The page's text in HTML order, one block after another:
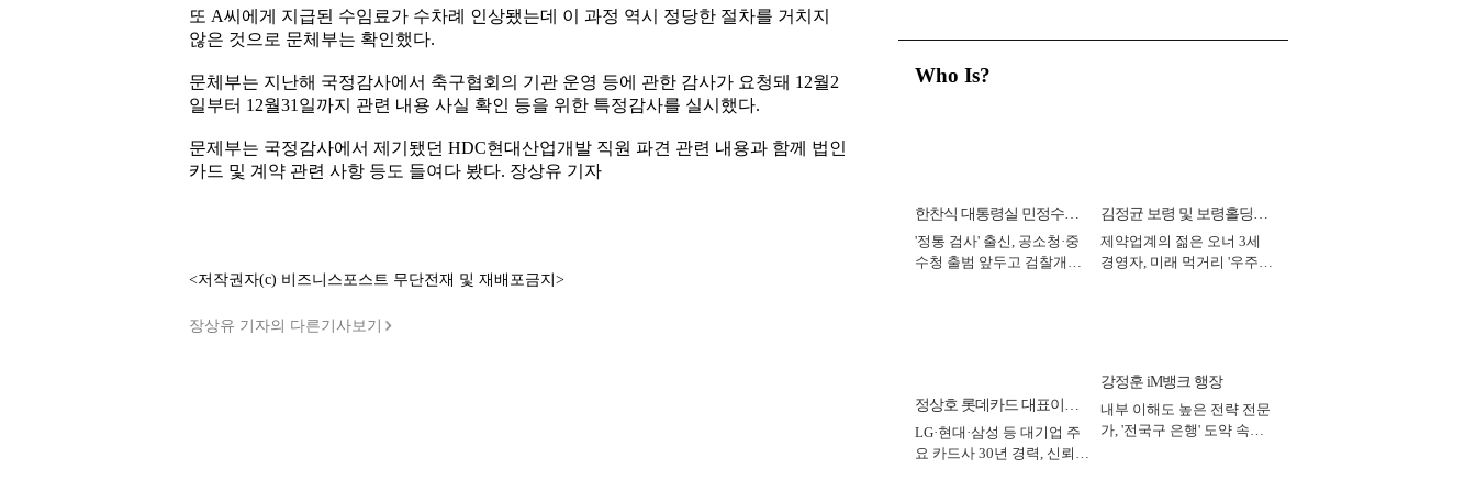
또 A씨에게 지급된 수임료가 수차례 인상됐는데 이 과정 역시 정당한 절차를 거치지
않은 것으로 문체부는 확인했다.
문체부는 지난해 국정감사에서 축구협회의 기관 운영 등에 관한 감사가 요청돼 12월2
일부터 12월31일까지 관련 내용 사실 확인 등을 위한 특정감사를 실시했다.
문제부는 국정감사에서 제기됐던 HDC현대산업개발 직원 파견 관련 내용과 함께 법인
카드 및 계약 관련 사항 등도 들여다 봤다. 장상유 기자
<저작권자(c) 비즈니스포스트 무단전재 및 재배포금지>
장상유 기자의 다른기사보기
Who Is?
한찬식 대통령실 민정수석
비서관
'정통 검사' 출신, 공소청·중
수청 출범 앞두고 검찰개혁
김정균 보령 및 보령홀딩스
대표이사 사장
제약업계의 젊은 오너 3세
경영자, 미래 먹거리 '우주와
정상호 롯데카드 대표이사
사장
LG·현대·삼성 등 대기업 주
요 카드사 30년 경력, 신뢰
강정훈 iM뱅크 행장
내부 이해도 높은 전략 전문
가, '전국구 은행' 도약 속도